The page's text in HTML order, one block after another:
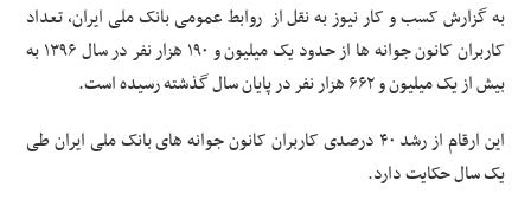
به گزارش کسب و کار نیوز به نقل از روابط عمومی بانک ملی ایران، تعداد
کاربران کانون جوانه ها از حدود یک میلیون و ۱۹۰ هزار نفر در سال ۱۳۹۶ به
بیش از یک میلیون و ۶۶۲ هزار نفر در پایان سال گذشته رسیده است.
این ارقام از رشد ۴۰ درصدی کاربران کانون جوانه های بانک ملی ایران طی
یک سال حکایت دارد.